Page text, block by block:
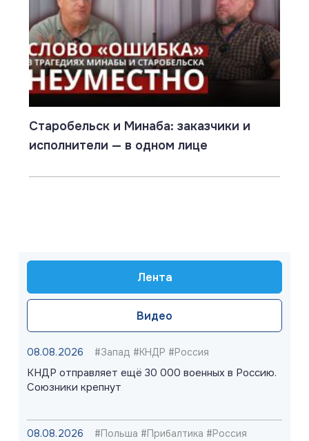
Лента
Видео
08.08.2026 #Запад #КНДР #Россия
КНДР отправляет ещё 30 000 военных в Россию.
Союзники крепнут
08.08.2026 #Польша #Прибалтика #Россия
Старобельск и Минаба: заказчики и
исполнители — в одном лице